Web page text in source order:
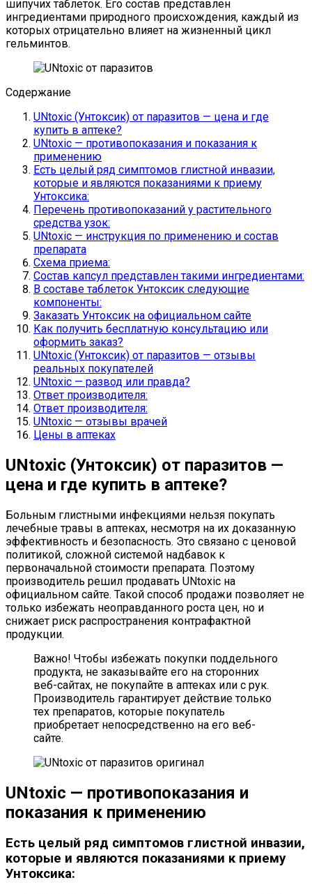
шипучих таблеток. Его состав представлен
ингредиентами природного происхождения, каждый из
которых отрицательно влияет на жизненный цикл
гельминтов.
Содержание
UNtoxic (Унтоксик) от паразитов — цена и где
купить в аптеке?
UNtoxic — противопоказания и показания к
применению
Есть целый ряд симптомов глистной инвазии,
которые и являются показаниями к приему
Унтоксика:
Перечень противопоказаний у растительного
средства узок:
UNtoxic — инструкция по применению и состав
препарата
Схема приема:
Состав капсул представлен такими ингредиентами:
В составе таблеток Унтоксик следующие
компоненты:
Заказать Унтоксик на официальном сайте
Как получить бесплатную консультацию или
оформить заказ?
UNtoxic (Унтоксик) от паразитов — отзывы
реальных покупателей
UNtoxic — развод или правда?
Ответ производителя:
Ответ производителя:
UNtoxic — отзывы врачей
Цены в аптеках
UNtoxic (Унтоксик) от паразитов —
цена и где купить в аптеке?
Больным глистными инфекциями нельзя покупать
лечебные травы в аптеках, несмотря на их доказанную
эффективность и безопасность. Это связано с ценовой
политикой, сложной системой надбавок к
первоначальной стоимости препарата. Поэтому
производитель решил продавать UNtoxic на
официальном сайте. Такой способ продажи позволяет не
только избежать неоправданного роста цен, но и
снижает риск распространения контрафактной
продукции.
Важно! Чтобы избежать покупки поддельного
продукта, не заказывайте его на сторонних
веб-сайтах, не покупайте в аптеках или с рук.
Производитель гарантирует действие только
тех препаратов, которые покупатель
приобретает непосредственно на его веб-
сайте.
UNtoxic — противопоказания и
показания к применению
Есть целый ряд симптомов глистной инвазии,
которые и являются показаниями к приему
Унтоксика: